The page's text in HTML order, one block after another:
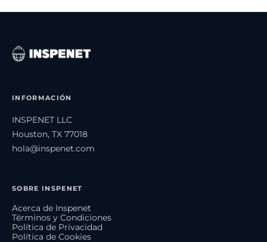
INFORMACIÓN
INSPENET LLC
Houston, TX 77018
hola@inspenet.com
SOBRE INSPENET
Acerca de Inspenet
Términos y Condiciones
Política de Privacidad
Política de Cookies